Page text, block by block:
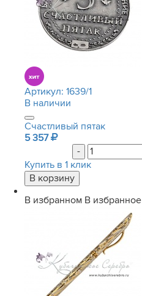
Артикул: 1639/1
В наличии
Счастливый пятак
5 357
-
Купить в 1 клик
В избранном В избранное